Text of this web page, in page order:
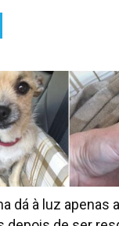
dá à luz apenas